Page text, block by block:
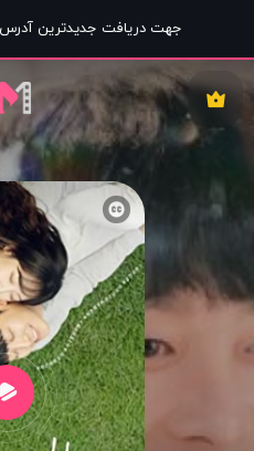
جهت دریافت جدیدترین